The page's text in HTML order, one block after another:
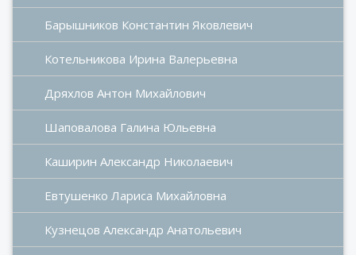
Барышников Константин Яковлевич
Котельникова Ирина Валерьевна
Дряхлов Антон Михайлович
Шаповалова Галина Юльевна
Каширин Александр Николаевич
Евтушенко Лариса Михайловна
Кузнецов Александр Анатольевич